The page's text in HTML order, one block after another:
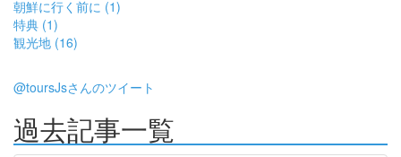
朝鮮に行く前に (1)
特典 (1)
観光地 (16)
@toursJsさんのツイート
過去記事一覧